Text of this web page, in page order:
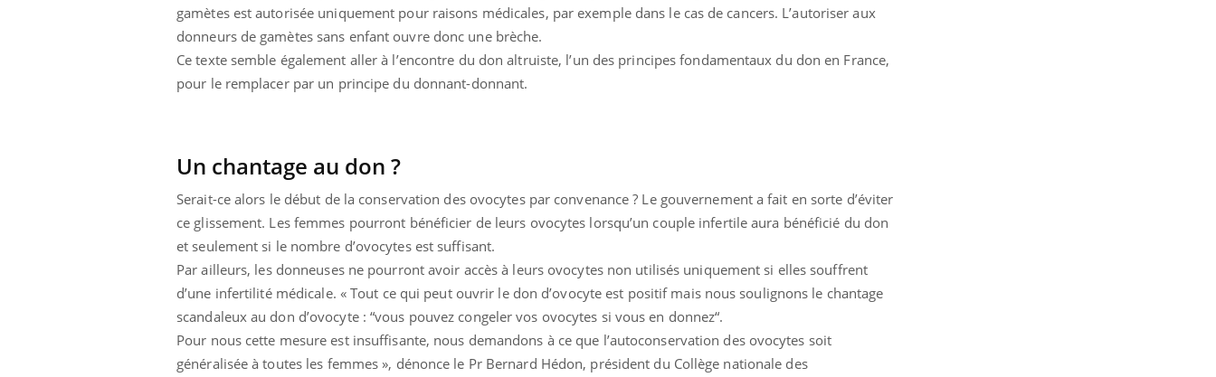
gamètes est autorisée uniquement pour raisons médicales, par exemple dans le cas de cancers. L’autoriser aux
donneurs de gamètes sans enfant ouvre donc une brèche.
Ce texte semble également aller à l’encontre du don altruiste, l’un des principes fondamentaux du don en France,
pour le remplacer par un principe du donnant-donnant.
Un chantage au don ?
Serait-ce alors le début de la conservation des ovocytes par convenance ? Le gouvernement a fait en sorte d’éviter
ce glissement. Les femmes pourront bénéficier de leurs ovocytes lorsqu’un couple infertile aura bénéficié du don
et seulement si le nombre d’ovocytes est suffisant.
Par ailleurs, les donneuses ne pourront avoir accès à leurs ovocytes non utilisés uniquement si elles souffrent
d’une infertilité médicale. « Tout ce qui peut ouvrir le don d’ovocyte est positif mais nous soulignons le chantage
scandaleux au don d’ovocyte : “vous pouvez congeler vos ovocytes si vous en donnez“.
Pour nous cette mesure est insuffisante, nous demandons à ce que l’autoconservation des ovocytes soit
généralisée à toutes les femmes », dénonce le Pr Bernard Hédon, président du Collège nationale des